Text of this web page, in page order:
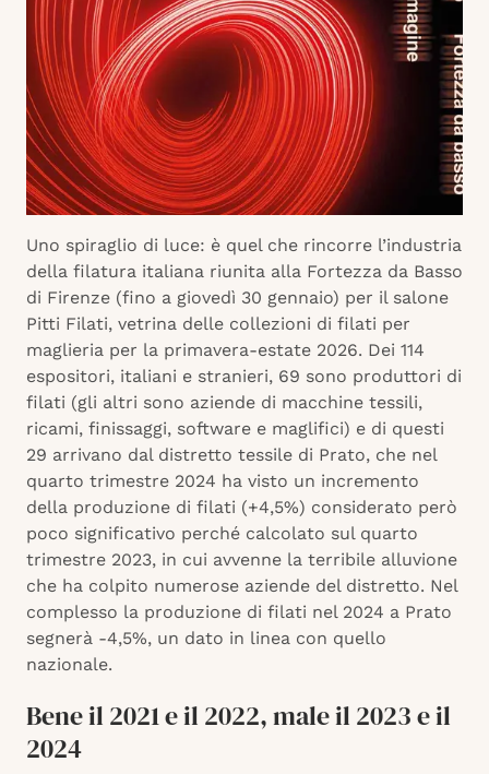
Uno spiraglio di luce: è quel che rincorre l’industria
della filatura italiana riunita alla Fortezza da Basso
di Firenze (fino a giovedì 30 gennaio) per il salone
Pitti Filati, vetrina delle collezioni di filati per
maglieria per la primavera-estate 2026. Dei 114
espositori, italiani e stranieri, 69 sono produttori di
filati (gli altri sono aziende di macchine tessili,
ricami, finissaggi, software e maglifici) e di questi
29 arrivano dal distretto tessile di Prato, che nel
quarto trimestre 2024 ha visto un incremento
della produzione di filati (+4,5%) considerato però
poco significativo perché calcolato sul quarto
trimestre 2023, in cui avvenne la terribile alluvione
che ha colpito numerose aziende del distretto. Nel
complesso la produzione di filati nel 2024 a Prato
segnerà -4,5%, un dato in linea con quello
nazionale.
Bene il 2021 e il 2022, male il 2023 e il
2024